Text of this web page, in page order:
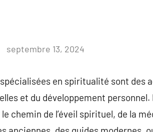
septembre 13, 2024
en spiritualité sont des
et du développement
chemin de l’éveil spirituel, de la